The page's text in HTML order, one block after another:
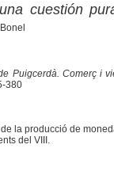
cuestión
Puigcerdà. Comerç i
380
la producció de
del VIII.